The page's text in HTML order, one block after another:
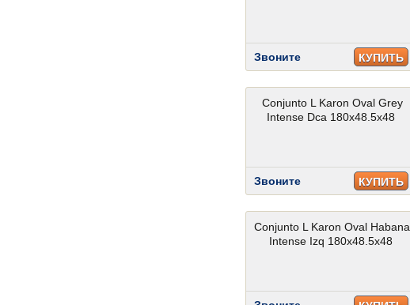
Звоните КУПИТЬ
Conjunto L Karon Oval Grey
Intense Dca 180x48.5x48
Звоните КУПИТЬ
Conjunto L Karon Oval Habana
Intense Izq 180x48.5x48